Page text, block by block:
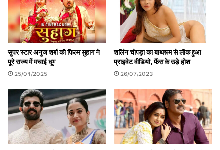
सुपर स्टार अनुज शर्मा की फिल्म सुहाग ने
पूरे राज्य में मचाई धूम
25/04/2025
शर्लिन चोपड़ा का बाथरूम से लीक हुआ
प्राइवेट वीडियो, फैंस के उड़े होश
26/07/2023